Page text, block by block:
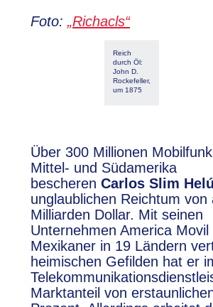
Foto: „Richacls“
Reich
durch Öl:
John D.
Rockefeller,
um 1875
Über 300 Millionen
Mittel- und Südamerika
bescheren Carlos Slim Helú
unglaublichen Reichtum von
Milliarden Dollar. Mit seinen
Unternehmen America
Mexikaner in 19 Ländern
heimischen Gefilden hat er
Marktanteil von